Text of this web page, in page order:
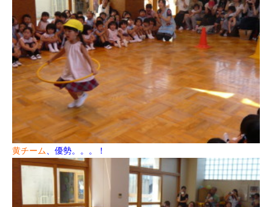
黄チーム 、優勢。。。！